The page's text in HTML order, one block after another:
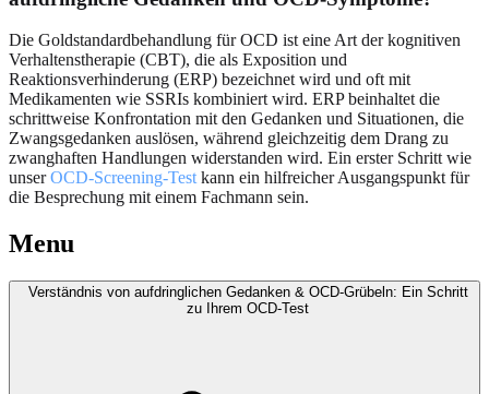
Die Goldstandardbehandlung für OCD ist eine Art der kognitiven
Verhaltenstherapie (CBT), die als Exposition und
Reaktionsverhinderung (ERP) bezeichnet wird und oft mit
Medikamenten wie SSRIs kombiniert wird. ERP beinhaltet die
schrittweise Konfrontation mit den Gedanken und Situationen, die
Zwangsgedanken auslösen, während gleichzeitig dem Drang zu
zwanghaften Handlungen widerstanden wird. Ein erster Schritt wie
unserOCD-Screening-Test kann ein hilfreicher Ausgangspunkt für
die Besprechung mit einem Fachmann sein.
Menu
Verständnis von aufdringlichen Gedanken & OCD-Grübeln: Ein Schritt
zu Ihrem OCD-Test